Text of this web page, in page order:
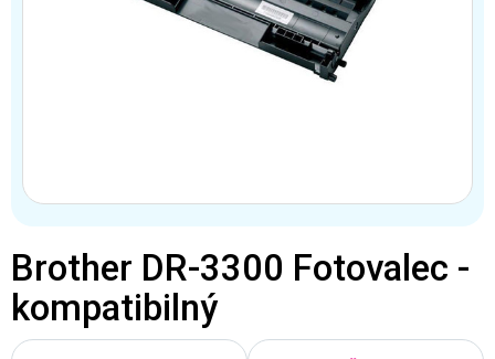
Brother DR-3300 Fotovalec -
kompatibilný